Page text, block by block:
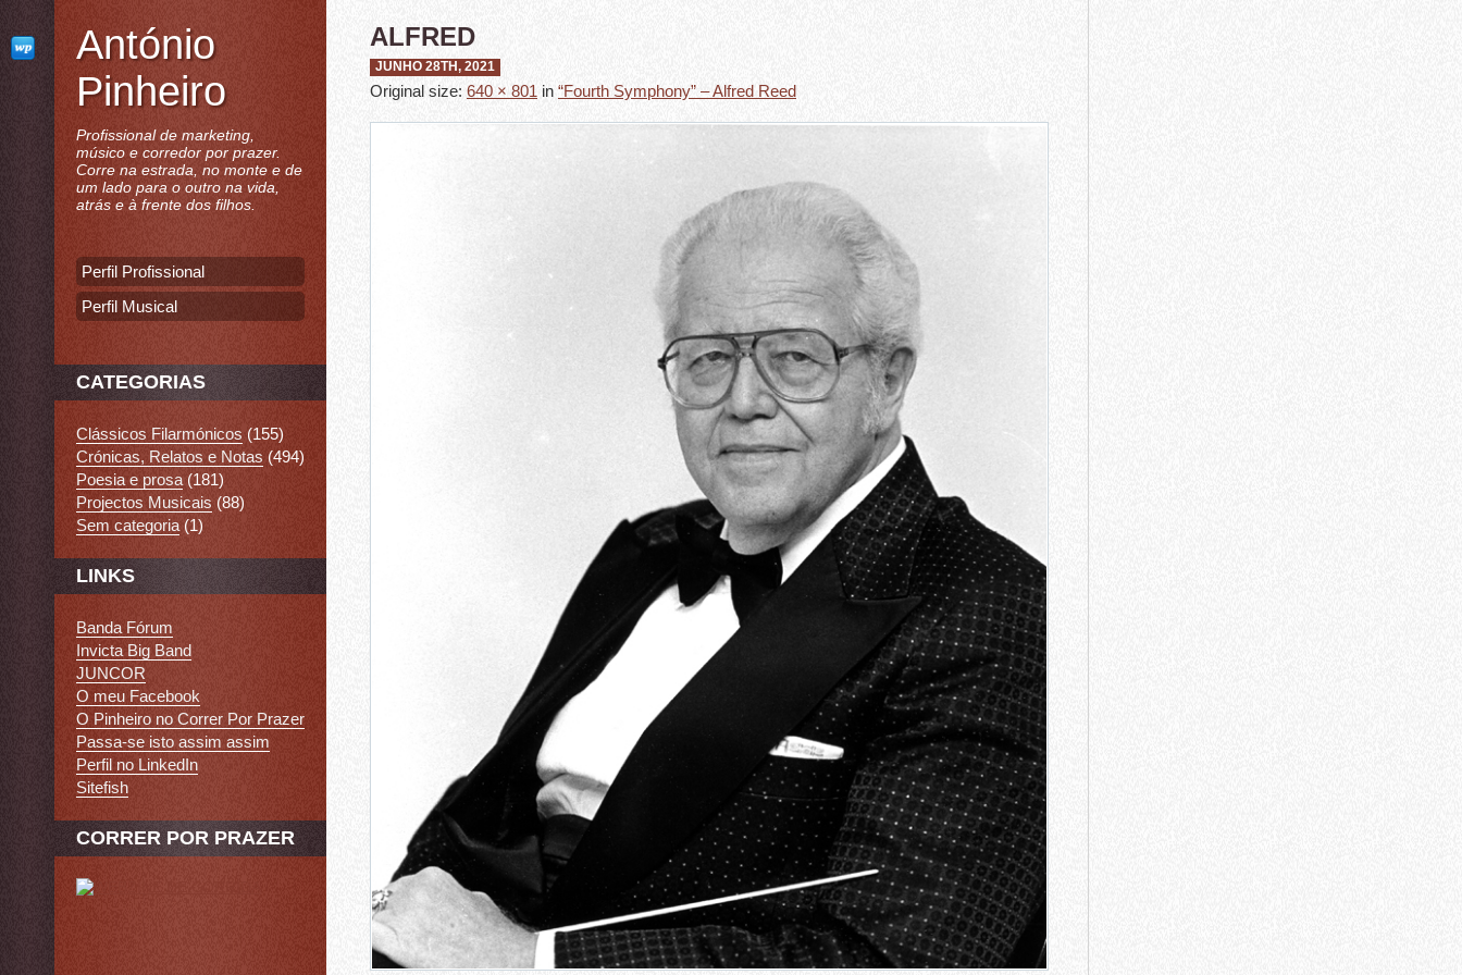
ALFRED
JUNHO 28TH, 2021
Original size: 640 × 801 in “Fourth Symphony” – Alfred Reed
António
Pinheiro
Profissional de marketing,
músico e corredor por prazer.
Corre na estrada, no monte e de
um lado para o outro na vida,
atrás e à frente dos filhos.
Perfil Profissional
Perfil Musical
CATEGORIAS
Clássicos Filarmónicos (155)
Crónicas, Relatos e Notas (494)
Poesia e prosa (181)
Projectos Musicais (88)
Sem categoria (1)
LINKS
Banda Fórum
Invicta Big Band
JUNCOR
O meu Facebook
O Pinheiro no Correr Por Prazer
Passa-se isto assim assim
Perfil no LinkedIn
Sitefish
CORRER POR PRAZER